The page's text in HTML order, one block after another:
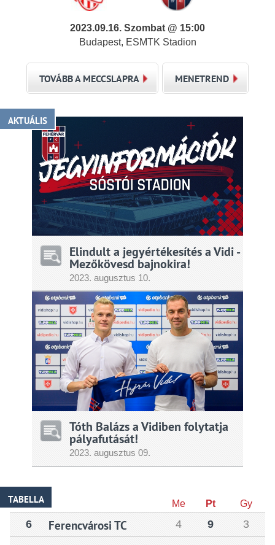
2023.09.16. Szombat @ 15:00
Budapest, ESMTK Stadion
TOVÁBB A MECCSLAPRA MENETREND
AKTUÁLIS
Elindult a jegyértékesítés a Vidi -
Mezőkövesd bajnokira!
2023.augusztus 10.
Tóth Balázs a Vidiben folytatja
pályafutását!
2023.augusztus 09.
TABELLA Me Pt Gy
6 Ferencvárosi TC 4 9
3